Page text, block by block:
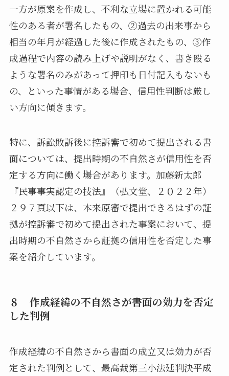
一方が原案を作成し、不利な立場に置かれる可能
性のある者が署名したもの、②過去の出来事から
相当の年月が経過した後に作成されたもの、③作
成過程で内容の読み上げや説明がなく、書き殴る
ような署名のみがあって押印も日付記入もないも
の、といった事情がある場合、信用性判断は厳し
い方向に傾きます。
特に、訴訟敗訴後に控訴審で初めて提出される書
面については、提出時期の不自然さが信用性を否
定する方向に働く場合があります。加藤新太郎
『民事事実認定の技法』（弘文堂、２０２２年）
２９７頁以下は、本来原審で提出できるはずの証
拠が控訴審で初めて提出された事案において、提
出時期の不自然さから証拠の信用性を否定した事
案を紹介しています。
８ 作成経緯の不自然さが書面の効力を否定
した判例
作成経緯の不自然さから書面の成立又は効力が否
定された判例として、最高裁第三小法廷判決平成